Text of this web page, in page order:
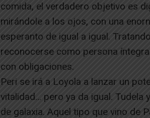
comida, el verdadero objetivo es
mirándole a los ojos, con una
esperanto de igual a igual.
reconocerse como persona
con obligaciones.
Peri se irá a Loyola a lanzar un
vitalidad… pero ya da igual. Tudela
de galaxia. Aquel tipo que vino de